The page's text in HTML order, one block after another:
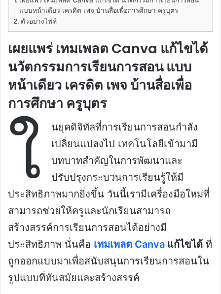
แบบหน้าเดียว เครดิต เพจ บ้านสื่อเพื่อการศึกษา ครูบุตร
ตัวอย่างไฟล์
เผยแพร่ เทมเพลต Canva แก้ไขได้
นวัตกรรมการเรียนการสอน แบบ
หน้าเดียว เครดิต เพจ บ้านสื่อเพื่อ
การศึกษา ครูบุตร
ใ
นยุคดิจิทัลที่การเรียนการสอนกำลัง
เปลี่ยนแปลงไป เทคโนโลยีเข้ามามี
บทบาทสำคัญในการพัฒนาและ
ปรับปรุงกระบวนการเรียนรู้ให้มี
ประสิทธิภาพมากยิ่งขึ้น วันนี้เรามีเครื่องมือใหม่ที่
สามารถช่วยให้ครูและนักเรียนสามารถ
สร้างสรรค์การเรียนการสอนได้อย่างมี
ประสิทธิภาพ นั่นคือ เทมเพลต Canva แก้ไขได้ ที่
ถูกออกแบบมาเพื่อสนับสนุนการเรียนการสอนใน
รูปแบบที่ทันสมัยและสร้างสรรค์